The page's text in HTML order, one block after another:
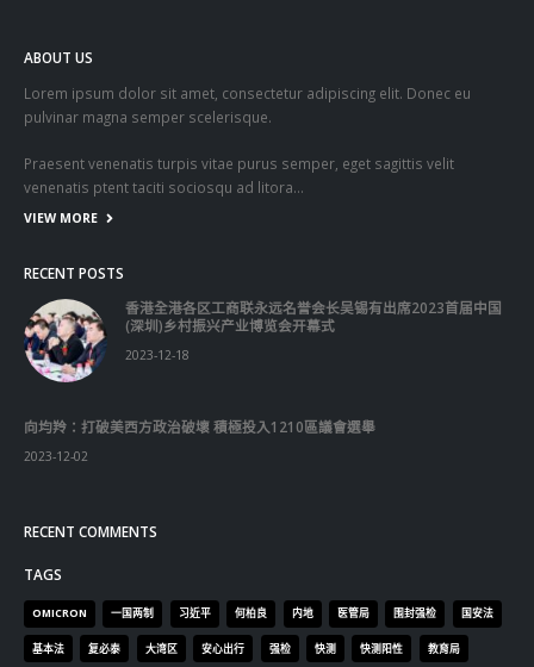
ABOUT US
Lorem ipsum dolor sit amet, consectetur adipiscing elit. Donec eu
pulvinar magna semper scelerisque.
Praesent venenatis turpis vitae purus semper, eget sagittis velit
venenatis ptent taciti sociosqu ad litora…
VIEW MORE
RECENT POSTS
香港全港各区工商联永远名誉会长吴锡有出席2023首届中国
(深圳)乡村振兴产业博览会开幕式
2023-12-18
向均羚：打破美西方政治破壞 積極投入1210區議會選舉
2023-12-02
RECENT COMMENTS
TAGS
OMICRON 一国两制 习近平 何柏良 内地 医管局 围封强检 国安法
基本法 复必泰 大湾区 安心出行 强检 快测 快测阳性 教育局